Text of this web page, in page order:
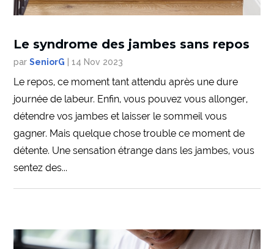
Le syndrome des jambes sans repos
parSeniorG |14 Nov 2023
Le repos, ce moment tant attendu après une dure
journée de labeur. Enfin, vous pouvez vous allonger,
détendre vos jambes et laisser le sommeil vous
gagner. Mais quelque chose trouble ce moment de
détente. Une sensation étrange dans les jambes, vous
sentez des...